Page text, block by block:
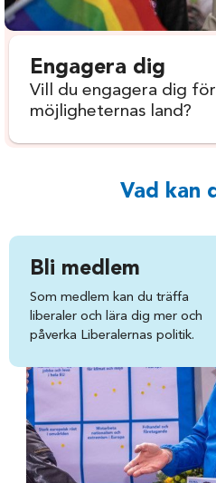
Engagera dig
Vill du engagera dig
möjligheternas land?
Vad kan
Bli medlem
Som medlem kan du träffa
liberaler och lära dig mer och
påverka Liberalernas politik.